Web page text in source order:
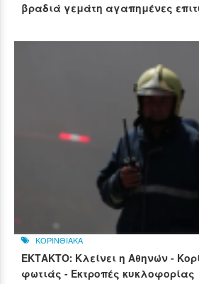
βραδιά γεμάτη αγαπημένες
ΚΟΡΙΝΘΙΑΚΑ
ΕΚΤΑΚΤΟ: Κλείνει η Αθηνών -
φωτιάς - Εκτροπές κυκλοφορίας